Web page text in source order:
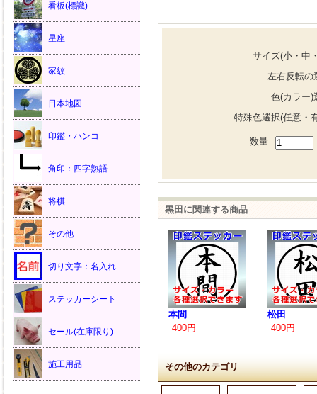
サイズ(小・中
左右反転の
色(カラー)
特殊色選択(任意・
数量
黒田に関連する商品
本間
400円
松田
400円
その他のカテゴリ
看板(標識)
星座
家紋
日本地図
印鑑・ハンコ
角印：四字熟語
将棋
その他
切り文字：名入れ
ステッカーシート
セール(在庫限り)
施工用品